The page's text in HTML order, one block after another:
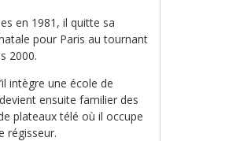
en 1981, il quitte sa
pour Paris au tournant
2000.
intègre une école de
ensuite familier des
plateaux télé où il occupe
régisseur.